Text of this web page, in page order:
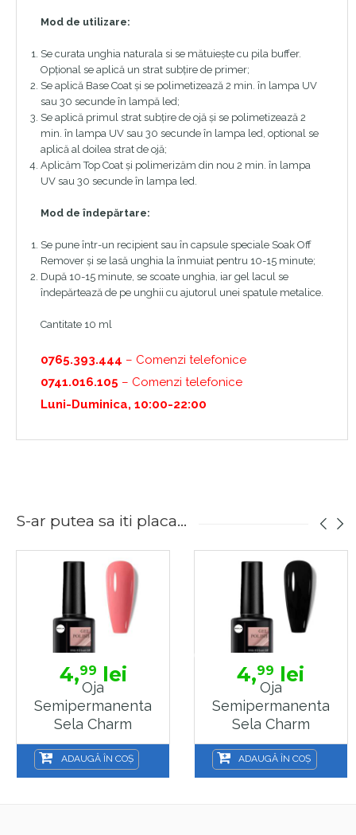
Mod de utilizare:
Se curata unghia naturala si se mătuiește cu pila buffer.
Opțional se aplică un strat subțire de primer;
Se aplică Base Coat și se polimetizează 2 min. în lampa UV
sau 30 secunde în lampă led;
Se aplică primul strat subțire de ojă și se polimetizează 2
min. în lampa UV sau 30 secunde în lampa led, optional se
aplică al doilea strat de ojă;
Aplicăm Top Coat și polimerizăm din nou 2 min. în lampa
UV sau 30 secunde în lampa led.
Mod de îndepărtare:
Se pune într-un recipient sau în capsule speciale Soak Off
Remover și se lasă unghia la înmuiat pentru 10-15 minute;
După 10-15 minute, se scoate unghia, iar gel lacul se
îndepărtează de pe unghii cu ajutorul unei spatule metalice.
Cantitate 10 ml
0765.393.444 – Comenzi telefonice
0741.016.105 – Comenzi telefonice
Luni-Duminica, 10:00-22:00
S-ar putea sa iti placa...
4,99 lei
Oja
Semipermanenta
Sela Charm
Collection, 22
ADAUGĂ ÎN COȘ
4,99 lei
Oja
Semipermanenta
Sela Charm
Collection, 30
Negru
ADAUGĂ ÎN COȘ